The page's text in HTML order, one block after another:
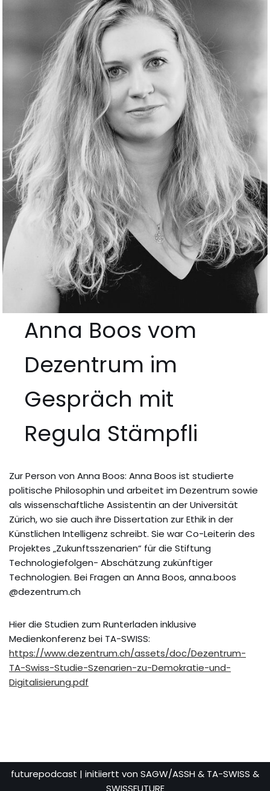
Anna Boos vom
Dezentrum im
Gespräch mit
Regula Stämpfli
Zur Person von Anna Boos: Anna Boos ist studierte
politische Philosophin und arbeitet im Dezentrum sowie
als wissenschaftliche Assistentin an der Universität
Zürich, wo sie auch ihre Dissertation zur Ethik in der
Künstlichen Intelligenz schreibt. Sie war Co-Leiterin des
Projektes „Zukunftsszenarien“ für die Stiftung
Technologiefolgen- Abschätzung zukünftiger
Technologien. Bei Fragen an Anna Boos, anna.boos
@dezentrum.ch
Hier die Studien zum Runterladen inklusive
Medienkonferenz bei TA-SWISS:
https://www.dezentrum.ch/assets/doc/Dezentrum-
TA-Swiss-Studie-Szenarien-zu-Demokratie-und-
Digitalisierung.pdf
futurepodcast | initiiertt von SAGW/ASSH & TA-SWISS &
SWISSFUTURE